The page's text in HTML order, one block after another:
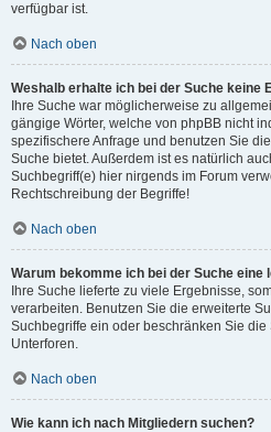
verfügbar ist.
Nach oben
Weshalb erhalte ich bei der Suche keine
Ihre Suche war möglicherweise zu
gängige Wörter, welche von phpBB nicht
spezifischere Anfrage und benutzen Sie
Suche bietet. Außerdem ist es natürlich
Suchbegriff(e) hier nirgends im Forum
Rechtschreibung der Begriffe!
Nach oben
Warum bekomme ich bei der Suche eine
Ihre Suche lieferte zu viele Ergebnisse,
verarbeiten. Benutzen Sie die erweiterte
Suchbegriffe ein oder beschränken Sie
Unterforen.
Nach oben
Wie kann ich nach Mitgliedern suchen?